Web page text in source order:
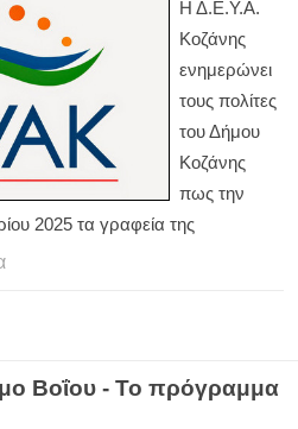
Η Δ.Ε.Υ.Α.
Κοζάνης
ενημερώνει
τους πολίτες
του Δήμου
Κοζάνης
πως την
2025 τα γραφεία της
Βοΐου - Το πρόγραμμα